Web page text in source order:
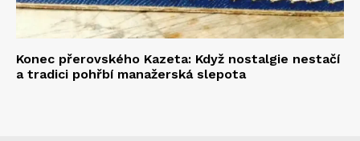
Konec přerovského Kazeta: Když nostalgie nestačí
a tradici pohřbí manažerská slepota